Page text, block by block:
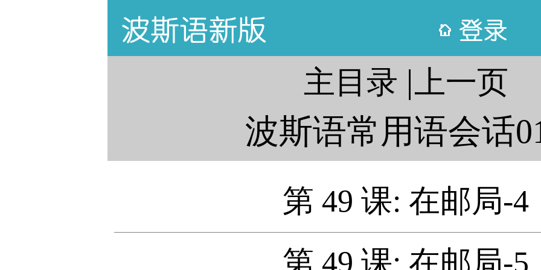
主目录 | 上一页
波斯语常用语会话
第 49 课: 在邮局-4
第 49 课: 在邮局-5